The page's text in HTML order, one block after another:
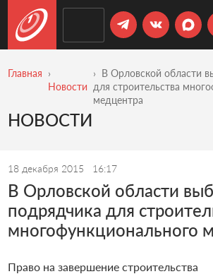
Главная
Новости
В Орловской области
для строительства
медцентра
НОВОСТИ
18 декабря 2015 16:17
В Орловской области
подрядчика для
многофункционального
Право на завершение строительства